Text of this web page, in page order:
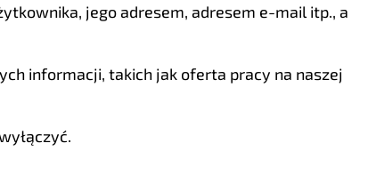
jego adresem, adresem e-mail itp., a
informacji, takich jak oferta pracy na naszej